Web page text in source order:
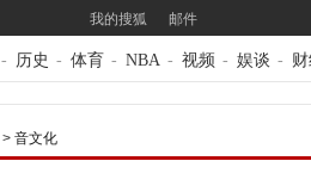
我的搜狐 邮件
- 历史 - 体育 - NBA - 视频 - 娱谈 -
> 音文化